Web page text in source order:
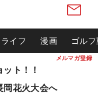
メルマガ登録
ライフ 漫画 ゴル
ト！！
岡花火大会へ